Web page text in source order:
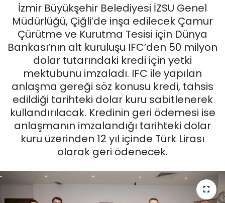
İzmir Büyükşehir Belediyesi İZSU Genel
Müdürlüğü, Çiğli’de inşa edilecek Çamur
Çürütme ve Kurutma Tesisi için Dünya
Bankası’nın alt kuruluşu IFC’den 50 milyon
dolar tutarındaki kredi için yetki
mektubunu imzaladı. IFC ile yapılan
anlaşma gereği söz konusu kredi, tahsis
edildiği tarihteki dolar kuru sabitlenerek
kullandırılacak. Kredinin geri ödemesi ise
anlaşmanın imzalandığı tarihteki dolar
kuru üzerinden 12 yıl içinde Türk Lirası
olarak geri ödenecek.
EKONOMİ
English News
GÜNCEL
KÜLTÜR SANAT
MAGAZİN
POLİTİKA
SAĞLIK
Siyaset
Son Dakika Haberleri
Haber Arşivi